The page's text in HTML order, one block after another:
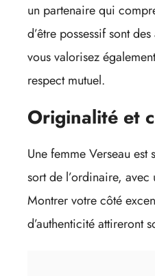
un partenaire qui
d’être possessif sont
vous valorisez
respect mutuel.
Originalité et
Une femme Verseau
sort de l’ordinaire,
Montrer votre côté
d’authenticité attireront